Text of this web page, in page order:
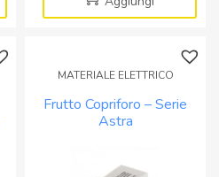
moduli
Serie
Astra
quantità
MATERIALE ELETTRICO
Frutto Copriforo – Serie
Astra